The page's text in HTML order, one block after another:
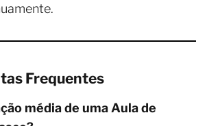
Frequentes
média de uma Aula de